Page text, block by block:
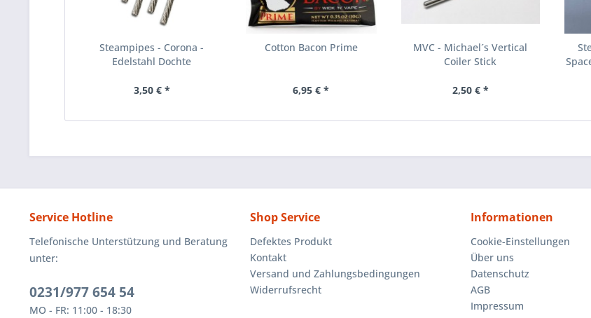
Steampipes - Corona -
Edelstahl Dochte
3,50 € *
Cotton Bacon Prime
6,95 € *
MVC - Michael´s Vertical
Coiler Stick
2,50 € *
Service Hotline
Telefonische Unterstützung und Beratung
unter:
0231/977 654 54
MO - FR: 11:00 - 18:30
Shop Service
Defektes Produkt
Kontakt
Versand und Zahlungsbedingungen
Widerrufsrecht
Informationen
Cookie-Einstellungen
Über uns
Datenschutz
AGB
Impressum